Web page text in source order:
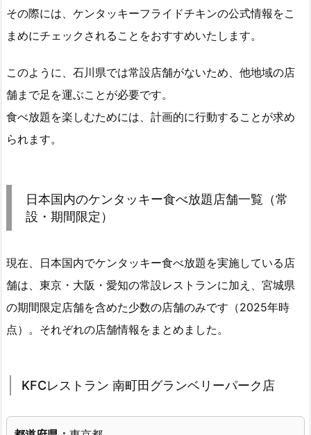
その際には、ケンタッキーフライドチキンの公式情報をこ
まめにチェックされることをおすすめいたします。
このように、石川県では常設店舗がないため、他地域の店
舗まで足を運ぶことが必要です。
食べ放題を楽しむためには、計画的に行動することが求め
られます。
日本国内のケンタッキー食べ放題店舗一覧（常
設・期間限定）
現在、日本国内でケンタッキー食べ放題を実施している店
舗は、東京・大阪・愛知の常設レストランに加え、宮城県
の期間限定店舗を含めた少数の店舗のみです（2025年時
点）。それぞれの店舗情報をまとめました。
KFCレストラン 南町田グランベリーパーク店